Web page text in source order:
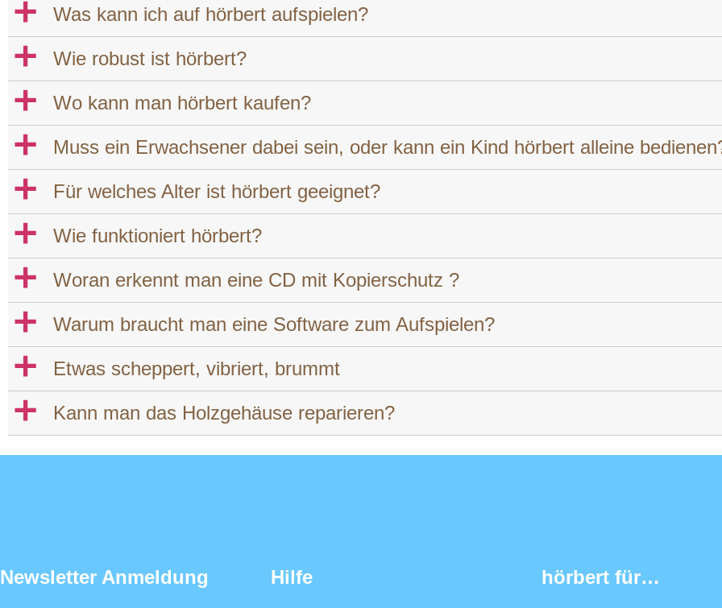
a Was kann ich auf hörbert aufspielen?
a Wie robust ist hörbert?
a Wo kann man hörbert kaufen?
a Muss ein Erwachsener dabei sein, oder kann ein Kind hörbert alleine
a Für welches Alter ist hörbert geeignet?
a Wie funktioniert hörbert?
a Woran erkennt man eine CD mit Kopierschutz ?
a Warum braucht man eine Software zum Aufspielen?
a Etwas scheppert, vibriert, brummt
a Kann man das Holzgehäuse reparieren?
Newsletter Anmeldung Hilfe hörbert für…